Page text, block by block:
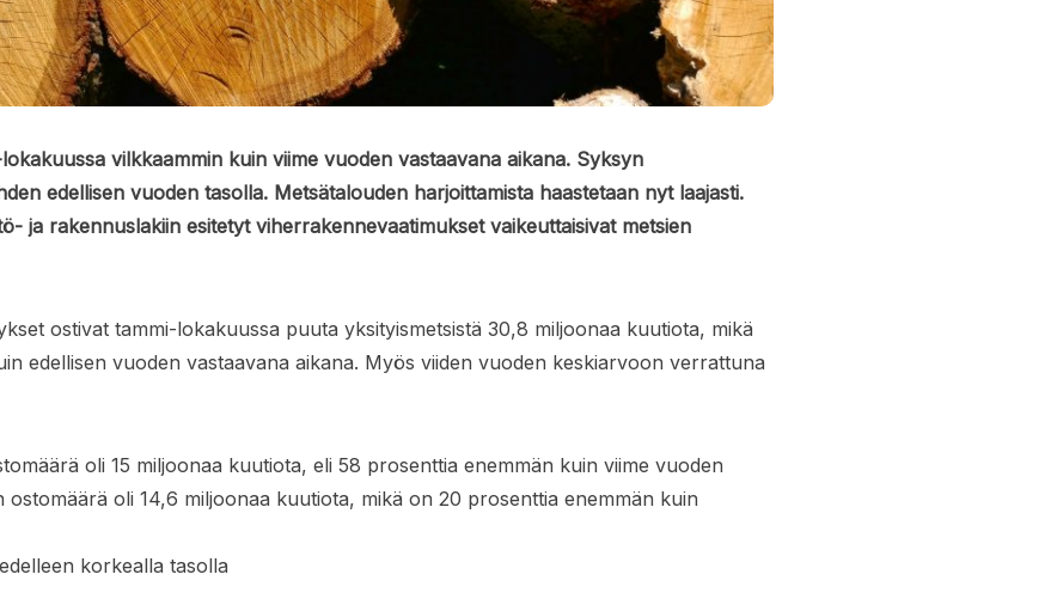
vilkkaammin kuin viime vuoden vastaavana aikana. Syksyn
edellisen vuoden tasolla. Metsätalouden harjoittamista haastetaan nyt laajasti.
ja rakennuslakiin esitetyt viherrakennevaatimukset vaikeuttaisivat metsien
ostivat tammi-lokakuussa puuta yksityismetsistä 30,8 miljoonaa kuutiota, mikä
edellisen vuoden vastaavana aikana. Myös viiden vuoden keskiarvoon verrattuna
oli 15 miljoonaa kuutiota, eli 58 prosenttia enemmän kuin viime vuoden
ostomäärä oli 14,6 miljoonaa kuutiota, mikä on 20 prosenttia enemmän kuin
korkealla tasolla